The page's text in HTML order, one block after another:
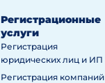
Регистрационные
услуги
Регистрация
юридических лиц и ИП
Регистрация компаний